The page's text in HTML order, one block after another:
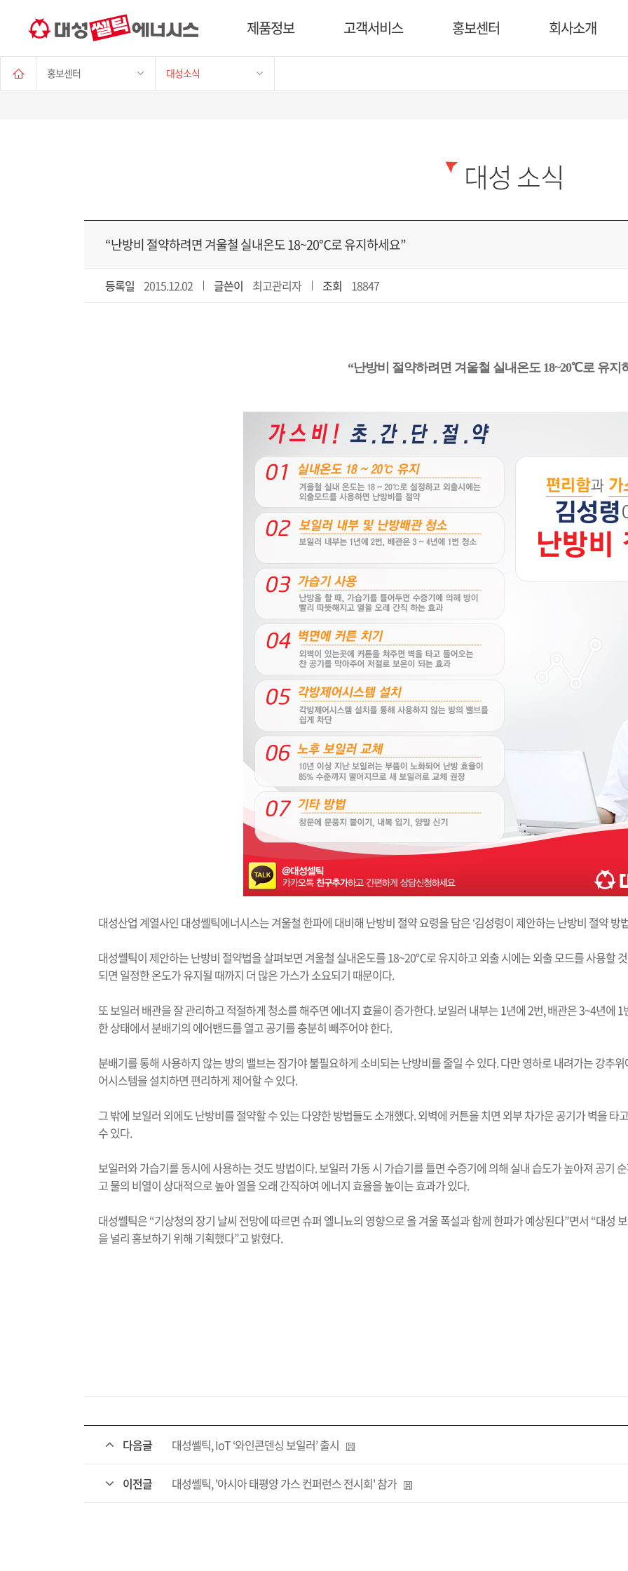
제품정보 고객서비스 홍보센터 회사소개
홍보센터 대성소식
대성 소식
“난방비 절약하려면 겨울철 실내온도 18~20℃로 유지하세요”
등록일 2015.12.02 글쓴이 최고관리자 조회 18847
“난방비 절약하려면 겨울철 실내온도 18~20℃로 유지
대성산업 계열사인 대성쎌틱에너시스는 겨울철 한파에 대비해 난방비 절약 요령을 담은 ‘김성령이 제안하는 난방비 절약 방
대성쎌틱이 제안하는 난방비 절약법을 살펴보면 겨울철 실내온도를 18~20℃로 유지하고 외출 시에는 외출 모드를 사용할
되면 일정한 온도가 유지될 때까지 더 많은 가스가 소요되기 때문이다.
또 보일러 배관을 잘 관리하고 적절하게 청소를 해주면 에너지 효율이 증가한다. 보일러 내부는 1년에 2번, 배관은 3~4년에
한 상태에서 분배기의 에어밴드를 열고 공기를 충분히 빼주어야 한다.
분배기를 통해 사용하지 않는 방의 밸브는 잠가야 불필요하게 소비되는 난방비를 줄일 수 있다. 다만 영하로 내려가는 강추
어시스템을 설치하면 편리하게 제어할 수 있다.
그 밖에 보일러 외에도 난방비를 절약할 수 있는 다양한 방법들도 소개했다. 외벽에 커튼을 치면 외부 차가운 공기가 벽을
수 있다.
보일러와 가습기를 동시에 사용하는 것도 방법이다. 보일러 가동 시 가습기를 틀면 수증기에 의해 실내 습도가 높아져 공기
고 물의 비열이 상대적으로 높아 열을 오래 간직하여 에너지 효율을 높이는 효과가 있다.
대성쎌틱은 “기상청의 장기 날씨 전망에 따르면 슈퍼 엘니뇨의 영향으로 올 겨울 폭설과 함께 한파가 예상된다”면서 “대성
을 널리 홍보하기 위해 기획했다”고 밝혔다.
다음글 대성쎌틱, IoT ‘와인콘덴싱 보일러’ 출시
이전글 대성쎌틱, '아시아 태평양 가스 컨퍼런스 전시회' 참가